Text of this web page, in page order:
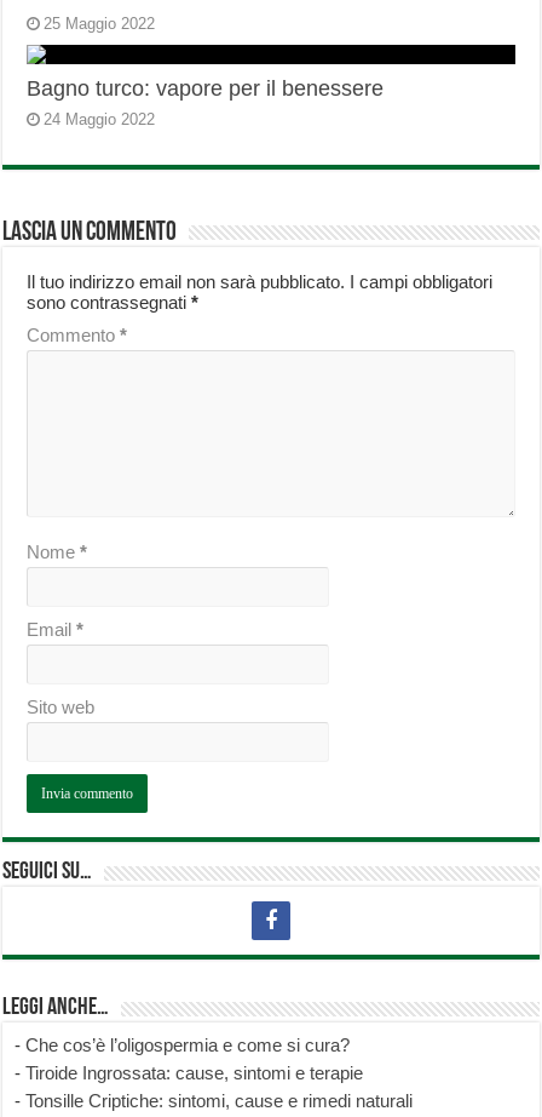
25 Maggio 2022
Bagno turco: vapore per il benessere
24 Maggio 2022
Lascia un commento
Il tuo indirizzo email non sarà pubblicato. I campi obbligatori
sono contrassegnati*
Commento*
Nome*
Email*
Sito web
Seguici su…
Leggi anche…
-Che cos’è l’oligospermia e come si cura?
-Tiroide Ingrossata: cause, sintomi e terapie
-Tonsille Criptiche: sintomi, cause e rimedi naturali